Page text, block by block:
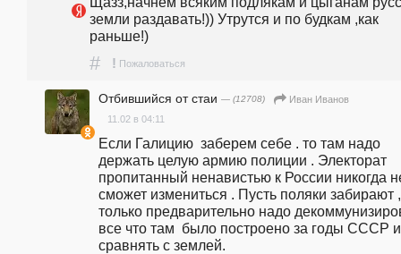
земли раздавать!)) Утрутся и по будкам ,как
раньше!)
# ! Пожаловаться
Отбившийся от стаи — (12708)
Иван Иванов
11.02 в 04:11
Если Галицию  заберем себе . то там надо
держать целую армию полиции . Электорат
пропитанный ненавистью к России никогда
сможет измениться . Пусть поляки забирают ,
только предварительно надо
все что там  было построено за годы СССР
сравнять с землей.